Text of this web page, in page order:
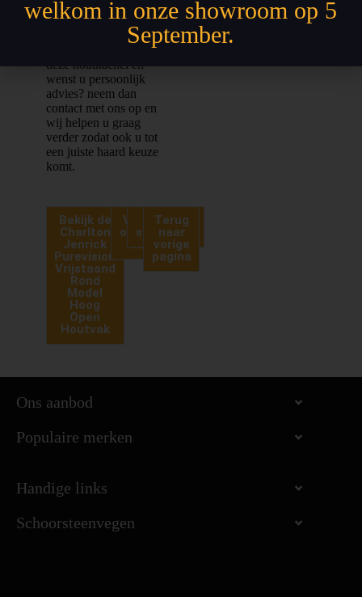
Bent u op zoek naar
deze haard?
deze houtkachel en
wenst u persoonlijk
advies? neem dan
contact met ons op en
wij helpen u graag
verder zodat ook u tot
een juiste haard keuze
komt.
Bekijk de
Charlton
Jenrick
Purevision
Vrijstaand
Rond
Model
Hoog
Open
Houtvak
Vraag
offerte
aan
Bezoek
showroom
Terug
naar
vorige
pagina
Ons aanbod
Populaire merken
Handige links
Schoorsteenvegen
welkom in onze showroom op 5
September.